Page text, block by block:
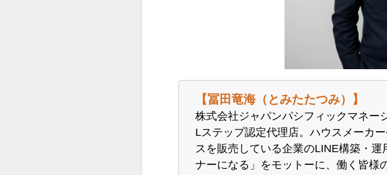
【冨田竜海（とみたたつみ）】
株式会社ジャパンパシフィックマネー
Lステップ認定代理店。ハウスメーカ
スを販売している企業のLINE構築・
ナーになる」をモットーに、働く皆様